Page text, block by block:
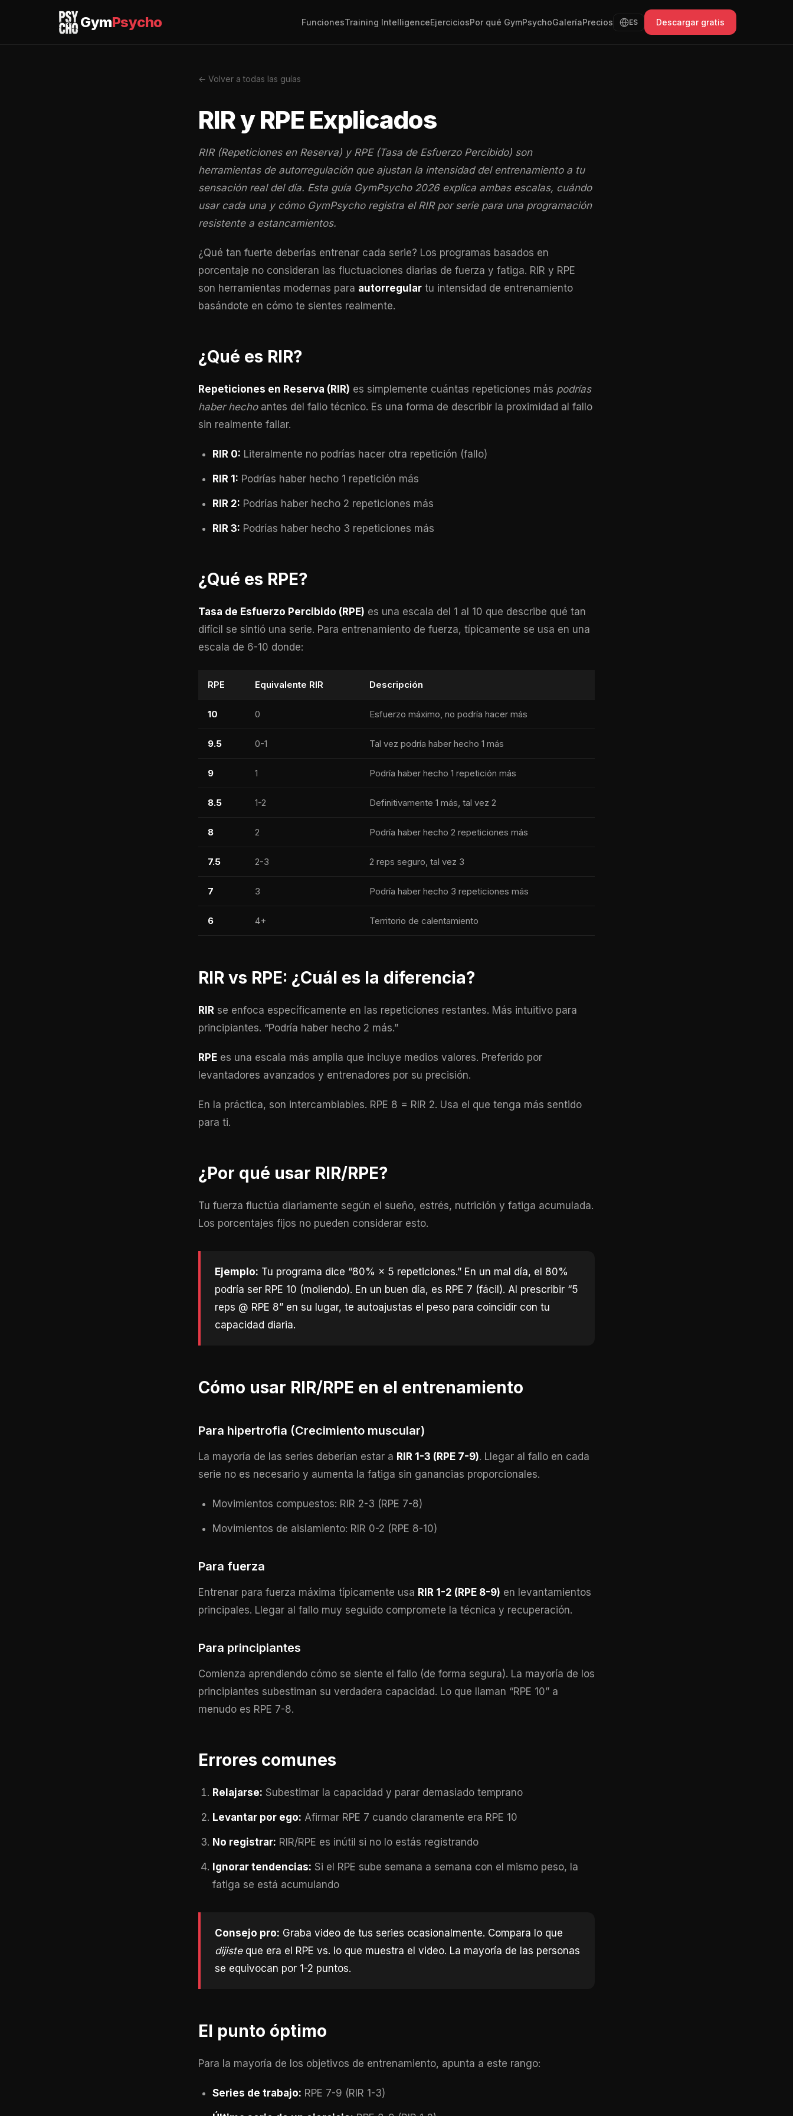
GymPsycho FuncionesTraining IntelligenceEjerciciosPor qué GymPsychoGaleríaPrecios ES Descargar gratis
← Volver a todas las guías
RIR y RPE Explicados
RIR (Repeticiones en Reserva) y RPE (Tasa de Esfuerzo Percibido) son
herramientas de autorregulación que ajustan la intensidad del entrenamiento a tu
sensación real del día. Esta guía GymPsycho 2026 explica ambas escalas, cuándo
usar cada una y cómo GymPsycho registra el RIR por serie para una programación
resistente a estancamientos.
¿Qué tan fuerte deberías entrenar cada serie? Los programas basados en
porcentaje no consideran las fluctuaciones diarias de fuerza y fatiga. RIR y RPE
son herramientas modernas para autorregular tu intensidad de entrenamiento
basándote en cómo te sientes realmente.
¿Qué es RIR?
Repeticiones en Reserva (RIR) es simplemente cuántas repeticiones más podrías
haber hechoantes del fallo técnico. Es una forma de describir la proximidad al fallo
sin realmente fallar.
RIR 0: Literalmente no podrías hacer otra repetición (fallo)
RIR 1: Podrías haber hecho 1 repetición más
RIR 2: Podrías haber hecho 2 repeticiones más
RIR 3: Podrías haber hecho 3 repeticiones más
¿Qué es RPE?
Tasa de Esfuerzo Percibido (RPE) es una escala del 1 al 10 que describe qué tan
difícil se sintió una serie. Para entrenamiento de fuerza, típicamente se usa en una
escala de 6-10 donde:
RPE Equivalente RIR Descripción
10 0 Esfuerzo máximo, no podría hacer más
9.5 0-1 Tal vez podría haber hecho 1 más
9 1 Podría haber hecho 1 repetición más
8.5 1-2 Definitivamente 1 más, tal vez 2
8 2 Podría haber hecho 2 repeticiones más
7.5 2-3 2 reps seguro, tal vez 3
7 3 Podría haber hecho 3 repeticiones más
6 4+ Territorio de calentamiento
RIR vs RPE: ¿Cuál es la diferencia?
RIR se enfoca específicamente en las repeticiones restantes. Más intuitivo para
principiantes. “Podría haber hecho 2 más.”
RPE es una escala más amplia que incluye medios valores. Preferido por
levantadores avanzados y entrenadores por su precisión.
En la práctica, son intercambiables. RPE 8 = RIR 2. Usa el que tenga más sentido
para ti.
¿Por qué usar RIR/RPE?
Tu fuerza fluctúa diariamente según el sueño, estrés, nutrición y fatiga acumulada.
Los porcentajes fijos no pueden considerar esto.
Ejemplo: Tu programa dice “80% × 5 repeticiones.” En un mal día, el 80%
podría ser RPE 10 (moliendo). En un buen día, es RPE 7 (fácil). Al prescribir “5
reps @ RPE 8” en su lugar, te autoajustas el peso para coincidir con tu
capacidad diaria.
Cómo usar RIR/RPE en el entrenamiento
Para hipertrofia (Crecimiento muscular)
La mayoría de las series deberían estar a RIR 1-3 (RPE 7-9). Llegar al fallo en cada
serie no es necesario y aumenta la fatiga sin ganancias proporcionales.
Movimientos compuestos: RIR 2-3 (RPE 7-8)
Movimientos de aislamiento: RIR 0-2 (RPE 8-10)
Para fuerza
Entrenar para fuerza máxima típicamente usa RIR 1-2 (RPE 8-9) en levantamientos
principales. Llegar al fallo muy seguido compromete la técnica y recuperación.
Para principiantes
Comienza aprendiendo cómo se siente el fallo (de forma segura). La mayoría de los
principiantes subestiman su verdadera capacidad. Lo que llaman “RPE 10” a
menudo es RPE 7-8.
Errores comunes
Relajarse: Subestimar la capacidad y parar demasiado temprano
Levantar por ego: Afirmar RPE 7 cuando claramente era RPE 10
No registrar: RIR/RPE es inútil si no lo estás registrando
Ignorar tendencias: Si el RPE sube semana a semana con el mismo peso, la
fatiga se está acumulando
Consejo pro: Graba video de tus series ocasionalmente. Compara lo que
dijisteque era el RPE vs. lo que muestra el video. La mayoría de las personas
se equivocan por 1-2 puntos.
El punto óptimo
Para la mayoría de los objetivos de entrenamiento, apunta a este rango:
Series de trabajo: RPE 7-9 (RIR 1-3)